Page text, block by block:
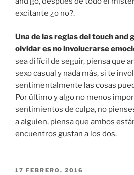
excitante ¿o no?.
Una de las reglas del touch and
olvidar es no involucrarse
sea difícil de seguir, piensa que
sexo casual y nada más, si te
sentimentalmente las cosas
Por último y algo no menos
sentimientos de culpa, no
a alguien, piensa que ambos
encuentros gustan a los dos.
PUBLICADO
17 FEBRERO, 2016